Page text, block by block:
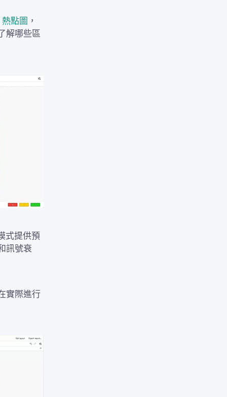
點圖 ，
解哪些區
式提供預
訊號衰
實際進行